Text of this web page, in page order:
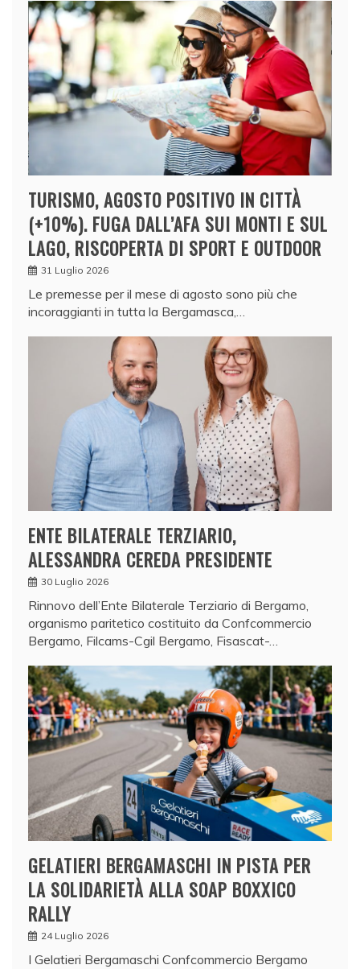
TURISMO, AGOSTO POSITIVO IN CITTÀ
(+10%). FUGA DALL’AFA SUI MONTI E SUL
LAGO, RISCOPERTA DI SPORT E OUTDOOR
31 Luglio 2026
Le premesse per il mese di agosto sono più che
incoraggianti in tutta la Bergamasca,…
ENTE BILATERALE TERZIARIO,
ALESSANDRA CEREDA PRESIDENTE
30 Luglio 2026
Rinnovo dell’Ente Bilaterale Terziario di Bergamo,
organismo paritetico costituito da Confcommercio
Bergamo, Filcams-Cgil Bergamo, Fisascat-…
GELATIERI BERGAMASCHI IN PISTA PER
LA SOLIDARIETÀ ALLA SOAP BOXXICO
RALLY
24 Luglio 2026
I Gelatieri Bergamaschi Confcommercio Bergamo